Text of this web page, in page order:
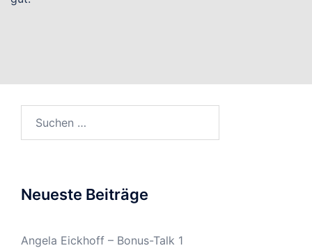
Neueste Beiträge
Angela Eickhoff – Bonus-Talk 1